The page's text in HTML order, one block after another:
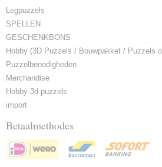
Legpuzzels
SPELLEN
GESCHENKBONS
Hobby (3D Puzzels / Bouwpakket / Puzzels
Puzzelbenodigheden
Merchandise
Hobby-3d-puzzels
import
Betaalmethodes